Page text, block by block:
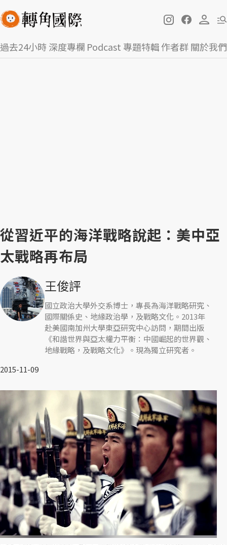
過去24小時深度專欄 Podcast 專題特輯作者群關於我們
從習近平的海洋戰略說起：美中亞
太戰略再布局
王俊評
國立政治大學外交系博士，專長為海洋戰略研究、
國際關係史、地緣政治學，及戰略文化。2013年
赴美國南加州大學東亞研究中心訪問，期間出版
《和諧世界與亞太權力平衡：中國崛起的世界觀、
地緣戰略，及戰略文化》。現為獨立研究者。
2015-11-09